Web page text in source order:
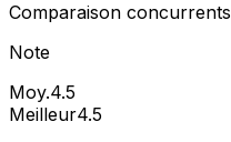
Comparaison concurrents
Note
Moy.4.5
Meilleur4.5